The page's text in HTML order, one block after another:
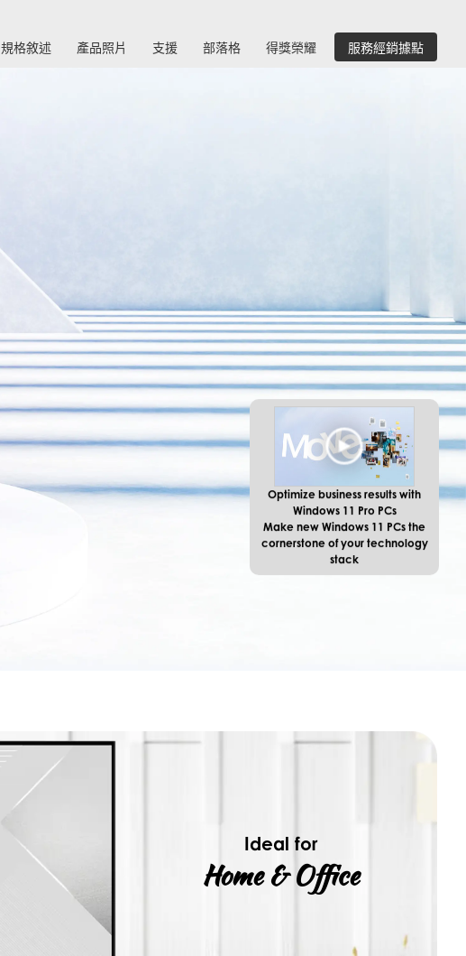
規格敘述 產品照片 支援 部落格 得獎榮耀 服務經銷據點
Optimize business results with
Windows 11 Pro PCs
Make new Windows 11 PCs the
cornerstone of your technology
stack
Ideal for
Home & Office